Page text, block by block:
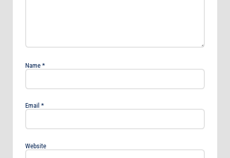
Name *
Email *
Website